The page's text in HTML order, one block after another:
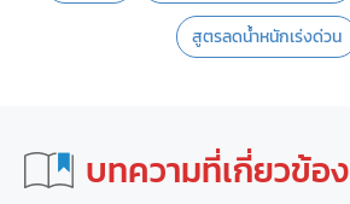
สูตรลดน้ำหนักเร่งด่วน
บทความที่เกี่ยวข้อง